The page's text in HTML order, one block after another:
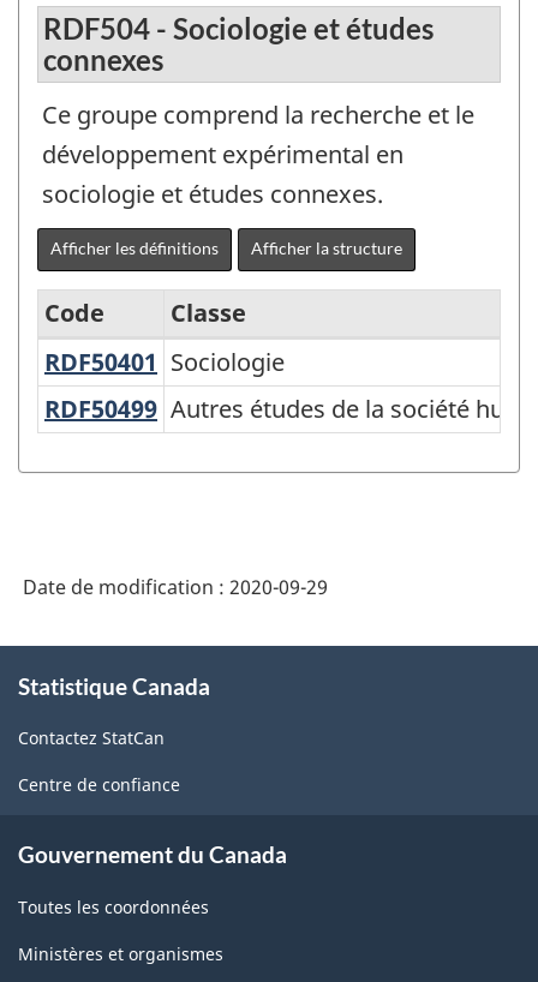
RDF504 - Sociologie et études
connexes
Ce groupe comprend la recherche et le
développement expérimental en
sociologie et études connexes.
Afficher les définitions Afficher la structure
Classification
Canadienne
Développement
(CCRD)
2020
version
-
Domaine
recherche
(DDR)
Code
Classe
RDF50401 Sociologie
Sociologie
RDF50499 Autres études de la société
Autres études de la société
Date de modification : 2020-09-29
propos
ce
site
Statistique Canada
Contactez StatCan
Centre de confiance
Gouvernement du Canada
Toutes les coordonnées
Ministères et organismes